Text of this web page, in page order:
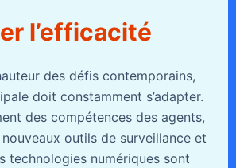
l’efficacité
des défis contemporains,
doit constamment s’adapter.
des compétences des agents,
nouveaux outils de surveillance et
technologies numériques sont